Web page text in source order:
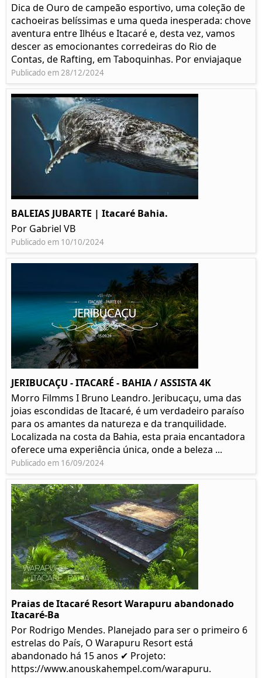
Dica de Ouro de campeão esportivo, uma coleção de
cachoeiras belíssimas e uma queda inesperada: chove
aventura entre Ilhéus e Itacaré e, desta vez, vamos
descer as emocionantes corredeiras do Rio de
Contas, de Rafting, em Taboquinhas. Por enviajaque
Publicado em 28/12/2024
BALEIAS JUBARTE | Itacaré Bahia.
Por Gabriel VB
Publicado em 10/10/2024
JERIBUCAÇU - ITACARÉ - BAHIA / ASSISTA 4K
Morro Filmms I Bruno Leandro. Jeribucaçu, uma das
joias escondidas de Itacaré, é um verdadeiro paraíso
para os amantes da natureza e da tranquilidade.
Localizada na costa da Bahia, esta praia encantadora
oferece uma experiência única, onde a beleza ...
Publicado em 16/09/2024
Praias de Itacaré Resort Warapuru abandonado
Itacaré-Ba
Por Rodrigo Mendes. Planejado para ser o primeiro 6
estrelas do País, O Warapuru Resort está
abandonado há 15 anos ✔ Projeto:
https://www.anouskahempel.com/warapuru.